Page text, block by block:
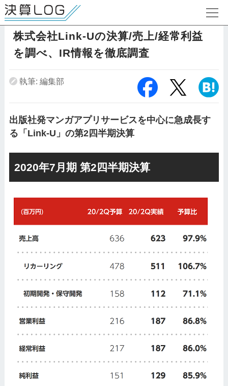
株式会社Link-Uの決算/売上/経常利益
を調べ、IR情報を徹底調査
執筆: 編集部
出版社発マンガアプリサービスを中心に急成長す
る「Link-U」の第2四半期決算
2020年7月期 第2四半期決算